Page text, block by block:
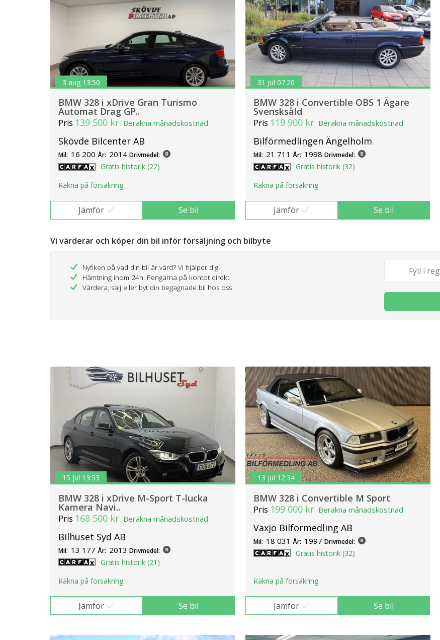
3 aug 13:50
BMW 328 i xDrive Gran Turismo
Automat Drag GP..
Pris 139 500 kr Beräkna månadskostnad
Skövde Bilcenter AB
Mil: 16 200 År: 2014 Drivmedel:
Gratis historik (22)
Räkna på försäkring
Jämför Se bil
31 jul 07:20
BMW 328 i Convertible OBS 1 Ägare
Svensksåld
Pris 119 900 kr Beräkna månadskostnad
Bilförmedlingen Ängelholm
Mil: 21 711 År: 1998 Drivmedel:
Gratis historik (32)
Räkna på försäkring
Jämför Se bil
Vi värderar och köper din bil inför försäljning och bilbyte
Nyfiken på vad din bil är värd? Vi hjälper dig!
Hämtning inom 24h. Pengarna på kontot direkt
Värdera, sälj eller byt din begagnade bil hos oss
15 jul 13:53
BMW 328 i xDrive M-Sport T-lucka
Kamera Navi..
Pris 168 500 kr Beräkna månadskostnad
Bilhuset Syd AB
Mil: 13 177 År: 2013 Drivmedel:
Gratis historik (21)
Räkna på försäkring
Jämför Se bil
13 jul 12:34
BMW 328 i Convertible M Sport
Pris 199 000 kr Beräkna månadskostnad
Växjö Bilförmedling AB
Mil: 18 031 År: 1997 Drivmedel:
Gratis historik (32)
Räkna på försäkring
Jämför Se bil